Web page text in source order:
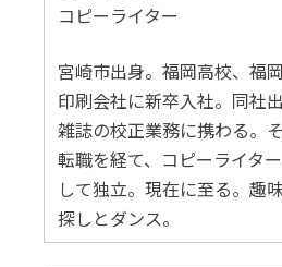
コピーライター
宮崎市出身。福岡高校、福
印刷会社に新卒入社。同社
雑誌の校正業務に携わる。
転職を経て、コピーライタ
して独立。現在に至る。趣
探しとダンス。